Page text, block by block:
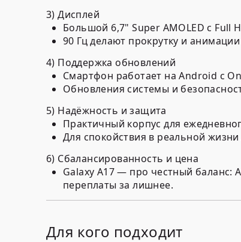
3) Дисплей
Большой 6,7" Super AMOLED с Full
90 Гц делают прокрутку и
4) Поддержка обновлений
Смартфон работает на Android с
Обновления системы и
5) Надёжность и защита
Практичный корпус для
Для спокойствия в реальной
6) Сбалансированность и цена
Galaxy A17 — про честный баланс:
переплаты за лишнее.
Для кого подходит